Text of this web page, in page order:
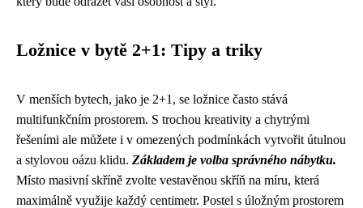
Ložnice v bytě 2+1: Tipy a triky
V menších bytech, jako je 2+1, se ložnice často stává
multifunkčním prostorem. S trochou kreativity a chytrými
řešeními ale můžete i v omezených podmínkách vytvořit útulnou
a stylovou oázu klidu. Základem je volba správného nábytku.
Místo masivní skříně zvolte vestavěnou skříň na míru, která
maximálně využije každý centimetr. Postel s úložným prostorem